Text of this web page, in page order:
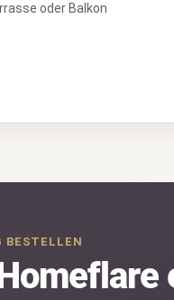
oder Balkon
BESTELLEN